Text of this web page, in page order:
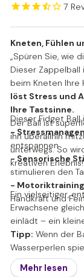
7
Kneten, Fühlen
„Spüren Sie, wie
Dieser
beim Kneten Ihre
löst Stress und
Ihre Tastsinne.
Der Ball ist
ihn überallhin
unterwegs. So
kreativen Erlebnis!
Dieser Fidget Ball
-
entspannen
- Sensorische
stimulieren den
- Motoriktraining
Handkraft und
Ein vielseitiger,
Erwachsene
einlädt – ein
Tipp: Wenn der
Wasserperlen
Luftballon
Mehr lesen